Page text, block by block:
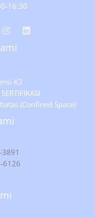
16:30
K3
(Confined Space)
6126